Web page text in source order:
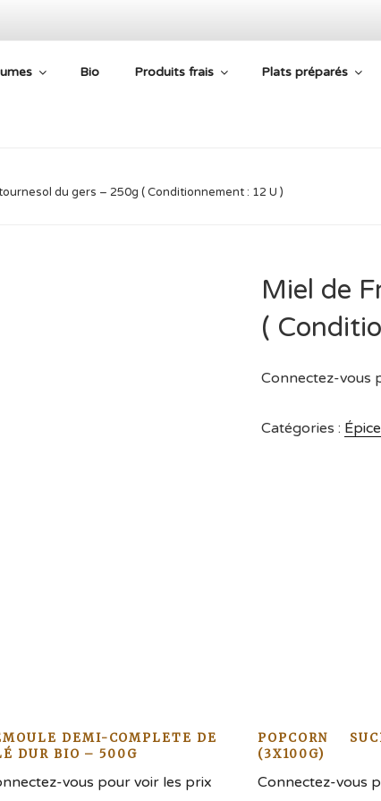
AIDE
Bio Produits frais Plats préparés
du gers – 250g ( Conditionnement : 12 U )
Miel de
(
Connectez-vous
Catégories :
DEMI-COMPLETE DE
DUR BIO – 500G
vous pour voir les prix
POPCORN
(3X100G)
Connectez-vous